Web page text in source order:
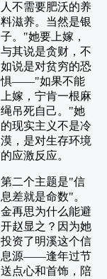
人不需要肥沃的养
料滋养。当然是银
子。"她要上嫁，
与其说是贪财，不
如说是对贫穷的恐
惧——"如果不能
上嫁，宁肯一根麻
绳吊死自己。"她
的现实主义不是冷
漠，是对生存环境
的应激反应。
第二个主题是"信
息差就是命数"。
金再思为什么能避
开赵显之？因为她
投资了明溪这个信
息源——逢年过节
送点心和首饰，陪